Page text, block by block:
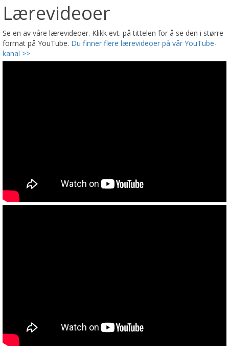
Lærevideoer
Se en av våre lærevideoer. Klikk evt. på tittelen for å se den i større
format på YouTube. Du finner flere lærevideoer på vår YouTube-
kanal >>